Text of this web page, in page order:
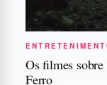
Os filmes
Ferro